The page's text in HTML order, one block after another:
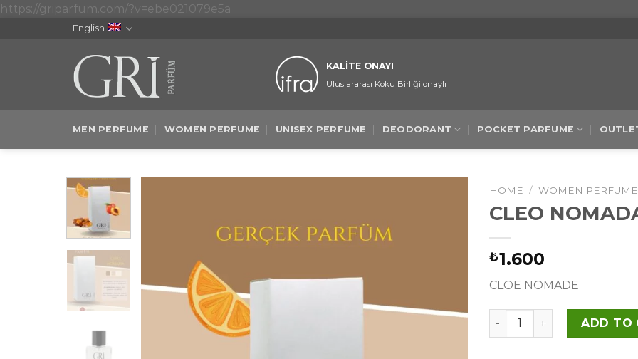
https://griparfum.com/?v=ebe021079e5a
English
KALİTE ONAYI
Uluslararası Koku Birliği onaylı
MEN PERFUME WOMEN PERFUME UNISEX PERFUME DEODORANT POCKET PARFUME
HOME / WOMEN PERFUME
CLEO
₺1.600
CLOE NOMADE
CLEO NOMADA F. 50ML
ADD TO